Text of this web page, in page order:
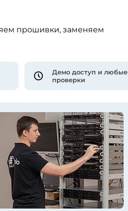
прошивки, заменяем
Демо доступ и любые
проверки